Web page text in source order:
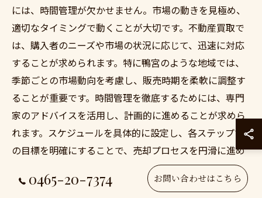
には、時間管理が欠かせません。市場の動きを見極め、
適切なタイミングで動くことが大切です。不動産買取で
は、購入者のニーズや市場の状況に応じて、迅速に対応
することが求められます。特に鴨宮のような地域では、
季節ごとの市場動向を考慮し、販売時期を柔軟に調整す
ることが重要です。時間管理を徹底するためには、専門
家のアドバイスを活用し、計画的に進めることが求めら
れます。スケジュールを具体的に設定し、各ステップで
の目標を明確にすることで、売却プロセスを円滑に進め
ることができ、最良の結果を得られるでしょう。
0465-20-7374 お問い合わせはこちら